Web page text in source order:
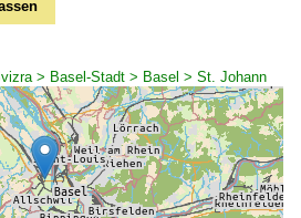
> Basel-Stadt > Basel > St. Johann